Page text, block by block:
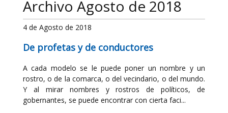
Archivo Agosto de 2018
4 de Agosto de 2018
De profetas y de conductores
A cada modelo se le puede poner un nombre y un
rostro, o de la comarca, o del vecindario, o del mundo.
Y al mirar nombres y rostros de políticos, de
gobernantes, se puede encontrar con cierta faci...